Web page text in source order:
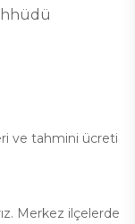
ve tahmini ücreti
Merkez ilçelerde